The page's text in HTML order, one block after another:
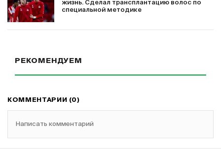
жизнь. Сделал трансплантацию волос по
специальной методике
РЕКОМЕНДУЕМ
КОММЕНТАРИИ (0)
Написать комментарий